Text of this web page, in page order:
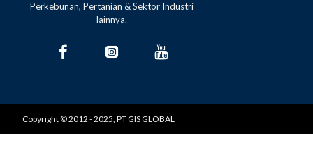
Perkebunan, Pertanian & Sektor Industri
lainnya.
Copyright © 2012 - 2025, PT GIS GLOBAL